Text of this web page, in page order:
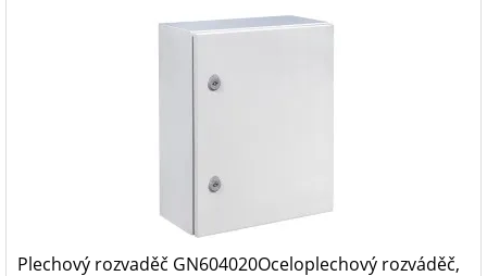
Plechový rozvaděč GN604020Oceloplechový rozváděč,